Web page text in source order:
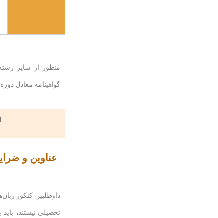
منظور از سایر
گواهینامه معادل
داوطلبین کنکور
تحصیلی نیستند،